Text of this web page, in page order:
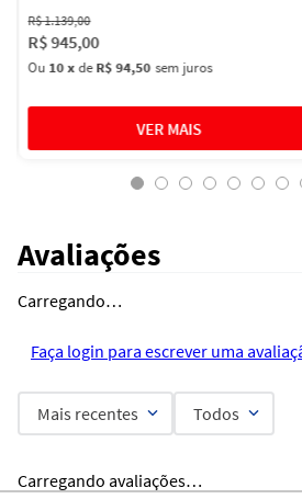
R$1.139,00
R$945,00
Ou 10xdeR$ 94,50 sem juros
Avaliações
Carregando…
Faça login para escrever uma
Mais recentes Todos
Carregando avaliações…